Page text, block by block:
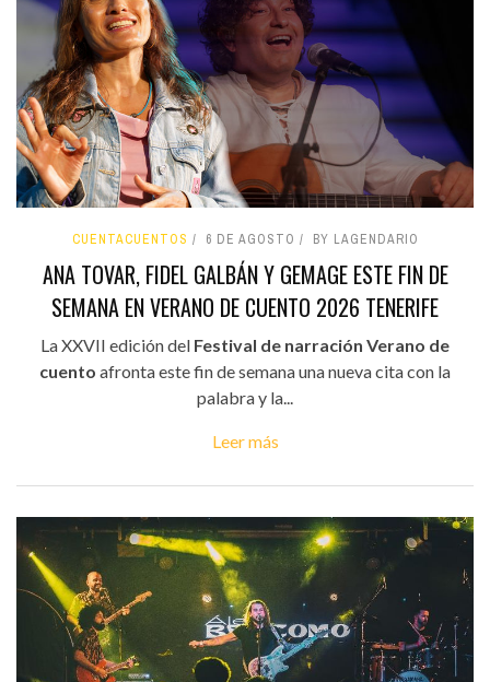
CUENTACUENTOS 6 DE AGOSTO BY LAGENDARIO
ANA TOVAR, FIDEL GALBÁN Y GEMAGE ESTE FIN DE
SEMANA EN VERANO DE CUENTO 2026 TENERIFE
La XXVII edición del Festival de narración Verano de
cuento afronta este fin de semana una nueva cita con la
palabra y la...
Leer más